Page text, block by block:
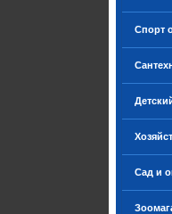
Спорт
Сад и